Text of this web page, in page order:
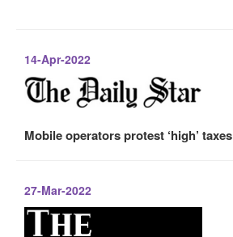
14-Apr-2022
Mobile operators protest ‘high’ taxes
27-Mar-2022